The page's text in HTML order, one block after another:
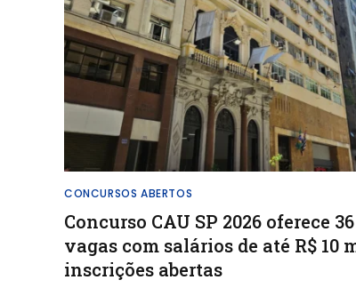
CONCURSOS ABERTOS
Concurso CAU SP 2026 oferece 36
vagas com salários de até R$ 10
inscrições abertas